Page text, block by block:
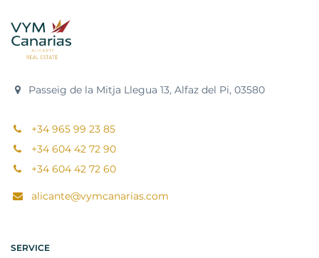
Passeig de la Mitja Llegua 13, Alfaz del Pi, 03580
+34 965 99 23 85
+34 604 42 72 90
+34 604 42 72 60
alicante@vymcanarias.com
SERVICE